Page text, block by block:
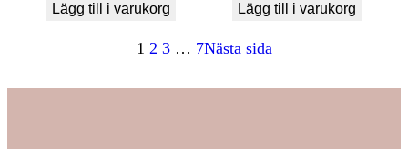
Lägg till i varukorg Lägg till i varukorg
1 2 3 … 7Nästa sida